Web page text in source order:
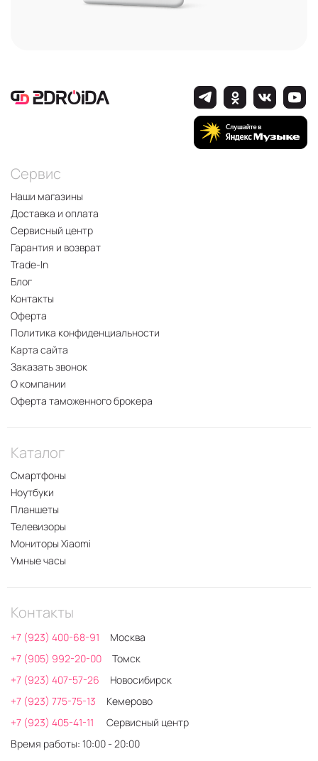
Сервис
Наши магазины
Доставка и оплата
Сервисный центр
Гарантия и возврат
Trade-In
Блог
Контакты
Оферта
Политика конфиденциальности
Карта сайта
Заказать звонок
О компании
Оферта таможенного брокера
Каталог
Смартфоны
Ноутбуки
Планшеты
Телевизоры
Мониторы Xiaomi
Умные часы
Контакты
+7 (923) 400-68-91
Москва
+7 (905) 992-20-00
Томск
+7 (923) 407-57-26
Новосибирск
+7 (923) 775-75-13
Кемерово
+7 (923) 405-41-11
Сервисный центр
Время работы: 10:00 - 20:00